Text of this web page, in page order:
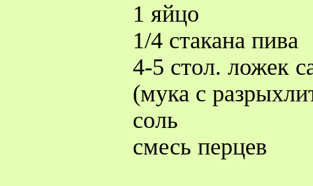
1 яйцо
1/4 стакана пива
4-5 стол. ложек
(мука с
соль
смесь перцев